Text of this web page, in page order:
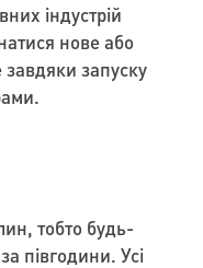
індустрій
нове або
завдяки запуску
тобто будь-
півгодини. Усі